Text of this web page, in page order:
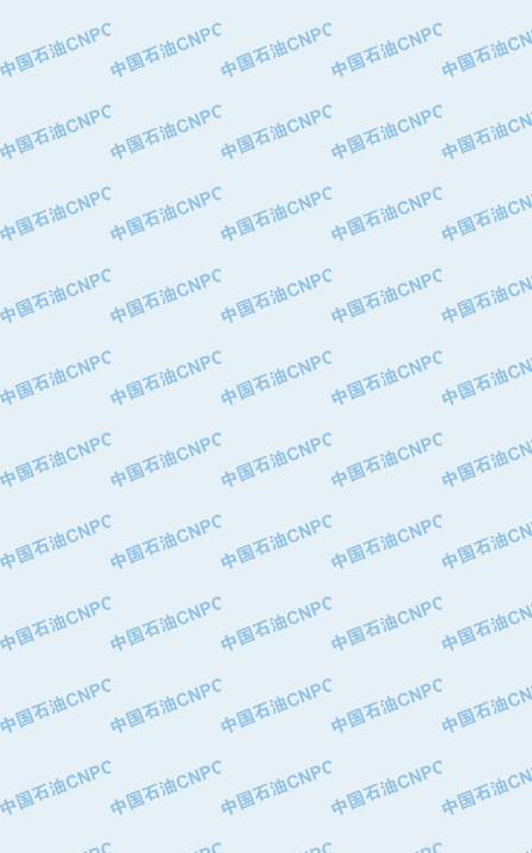
·中国石油锦西石化分公司
·大港油田集团有限责任公司
·深圳市肯多斯实业发展有限公司
·山东墨龙石油机械股份有限公司
·无锡西姆莱斯石油专用管制造有限公
·武汉钢铁（集团）公司
·马鞍山钢铁股份有限公司
·中国石油天然气股份有限公司兰州石
·中国石化茂名石化分公司
·中国石油大港油田分公司
·靖江市天和泵业有限公司
·中油油气勘探软件国家工程研究中心
·西安长庆钻宇集团咸阳石化有限公司
·新疆新冠控制系统工程有限公司
·新疆安维消防设施器材有限公司
·华北石油津工机械制造有限公司
·上海山武控制仪表有限公司
·上海赛科石油化工有限责任公司
·上海高桥石化
·中国石化扬子石油化工股份有限公司
·中国石化长岭炼化公司
·中国石油长庆油田分公司